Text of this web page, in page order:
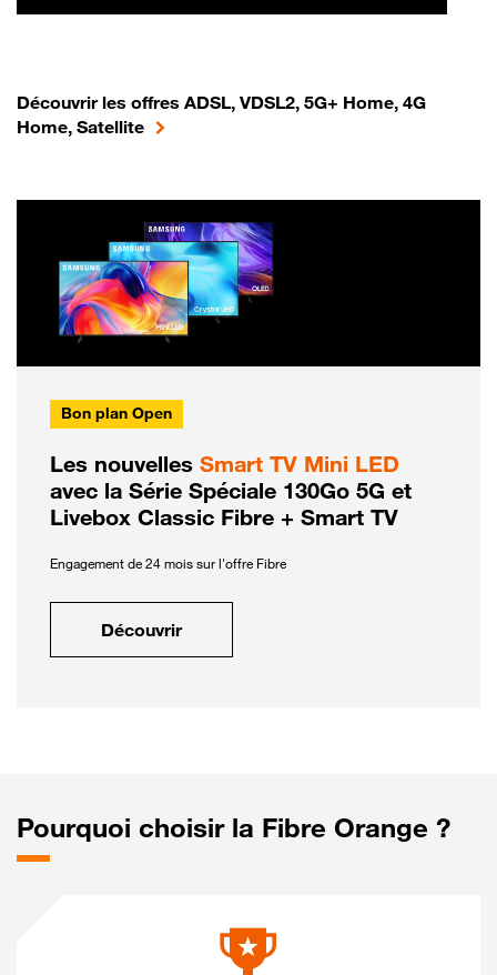
Découvrir les offres ADSL, VDSL2, 5G+ Home, 4G
Home, Satellite
Bon plan Open
Les nouvelles Smart TV Mini LED
avec la Série Spéciale 130Go 5G et
Livebox Classic Fibre + Smart TV
Engagement de 24 mois sur l'offre Fibre
Découvrir
Pourquoi choisir la Fibre Orange ?